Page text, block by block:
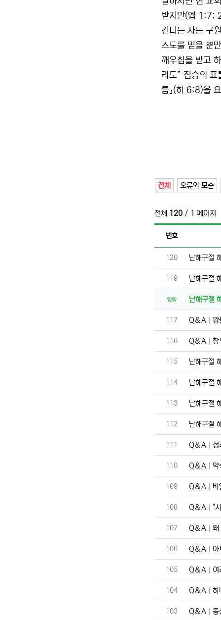
받지만(엡 1:7;
견디는 자는 구
스도를 믿을 뿐
깨우침을 받고
라도” 짐승의 표
름』(히 6:8)을
전체 오류와 모순
전체 120 / 1 페이지
번호
번호
120 난해구절
번호
119 난해구절
열람 난해구절
번호
117 Q＆A 왕
번호
116 Q＆A 참
번호
115 난해구절
번호
114 난해구절
번호
113 난해구절
번호
112 난해구절
번호
111 Q＆A 정
번호
110 Q＆A 약
번호
109 Q＆A 바
번호
108 Q＆A "
번호
107 Q＆A 왜
번호
106 Q＆A 아
번호
105 Q＆A 여
번호
104 Q＆A 하
번호
103 Q＆A 동